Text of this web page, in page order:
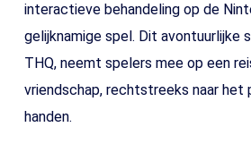
interactieve behandeling op de
gelijknamige spel. Dit avontuurlijke
THQ, neemt spelers mee op een
vriendschap, rechtstreeks naar het
handen.